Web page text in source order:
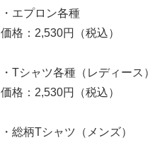
・エプロン各種
価格：2,530円（税込）
・Tシャツ各種（レディース）
価格：2,530円（税込）
・総柄Tシャツ（メンズ）